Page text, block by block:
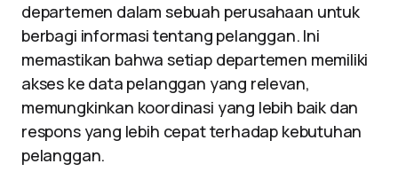
departemen dalam sebuah perusahaan untuk
berbagi informasi tentang pelanggan. Ini
memastikan bahwa setiap departemen memiliki
akses ke data pelanggan yang relevan,
memungkinkan koordinasi yang lebih baik dan
respons yang lebih cepat terhadap kebutuhan
pelanggan.